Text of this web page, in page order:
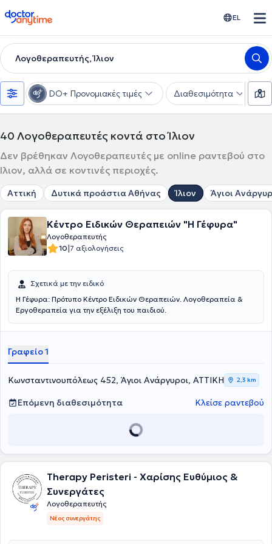
doctoranytime EL
Λογοθεραπευτής, Ίλιον
DO+ Προνομιακές τιμές Διαθεσιμότητα
40 Λογοθεραπευτές κοντά στο Ίλιον
Δεν βρέθηκαν Λογοθεραπευτές με online ραντεβού στο
Ίλιον, αλλά σε κοντινές περιοχές.
Αττική Δυτικά προάστια Αθήνας Ίλιον Άγιοι
Κέντρο Ειδικών Θεραπειών "Η Γέφυρα"
Λογοθεραπευτής
10|7 αξιολογήσεις
Σχετικά με την ειδικό
Η Γέφυρα: Πρότυπο Κέντρο Ειδικών Θεραπειών. Λογοθεραπεία &
Εργοθεραπεία για την εξέλιξη του παιδιού.
Γραφείο 1
Κωνσταντινουπόλεως 452, Άγιοι Ανάργυροι, ΑΤΤΙΚΗ 2,3 km
Επόμενη διαθεσιμότητα Κλείσε ραντεβού
Therapy Peristeri - Χαρίσης Ευθύμιος &
Συνεργάτες
Λογοθεραπευτής
Νέος συνεργάτης